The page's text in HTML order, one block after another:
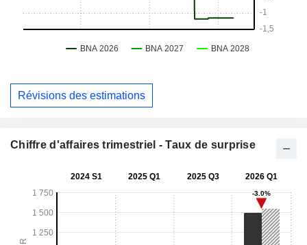
Révisions des estimations
Chiffre d'affaires trimestriel - Taux de surprise